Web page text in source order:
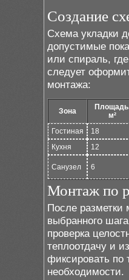
Создание
Схема укладки
допустимые
или спираль,
следует
монтажа:
Зона
м²
Гостиная
18
Кухня
12
Санузел 6
Монтаж по
После разметки
выбранного
проверка
теплоотдачу и
фиксировать по
необходимости.